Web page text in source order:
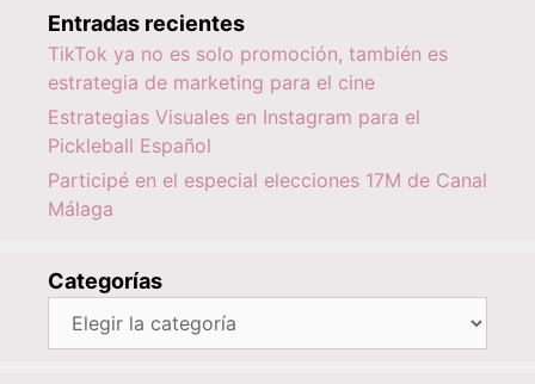
Entradas recientes
TikTok ya no es solo promoción, también es
estrategia de marketing para el cine
Estrategias Visuales en Instagram para el
Pickleball Español
Participé en el especial elecciones 17M de Canal
Málaga
Categorías
Categorías